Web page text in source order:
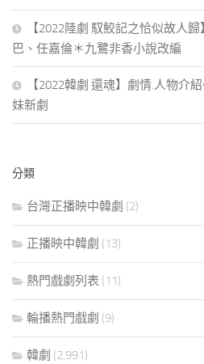
【2022陸劇 馭鮫記之恰似故人
巴、任嘉倫＊九鷺非香小說改編
【2022韓劇 還魂】劇情.人物介
妹新劇
分類
台灣正播映中韓劇 (2)
正播映中韓劇 (13)
熱門戲劇列表 (11)
輪播熱門戲劇 (9)
韓劇 (2,991)